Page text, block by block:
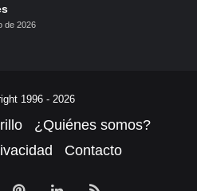
de 2026
1996 - 2026
¿Quiénes somos?
Contacto